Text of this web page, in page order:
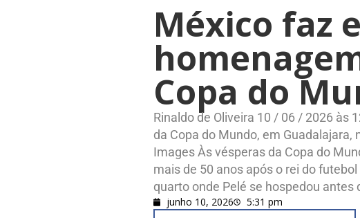
México faz
Copa do
Rinaldo de Oliveira 10 / 06 / 2026 às
da Copa do Mundo, em
Images Às vésperas da Copa do
mais de 50 anos após o rei do
quarto onde Pelé se hospedou
junho 10, 2026 5:31 pm